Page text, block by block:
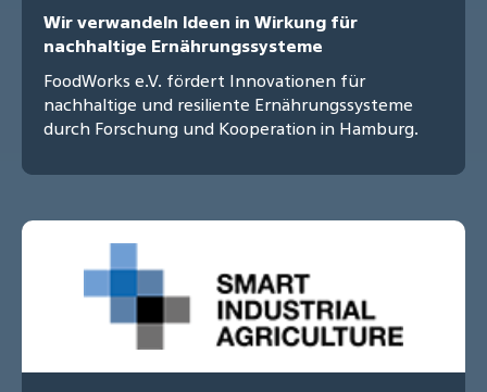
Wir verwandeln Ideen in Wirkung für
nachhaltige Ernährungssysteme
FoodWorks e.V. fördert Innovationen für
nachhaltige und resiliente Ernährungssysteme
durch Forschung und Kooperation in Hamburg.